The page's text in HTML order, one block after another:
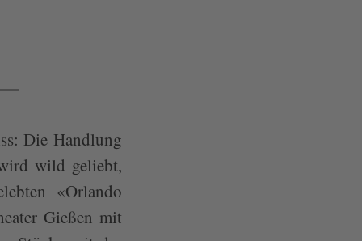
Die Handlung
wild geliebt,
«Orlando
Gießen mit